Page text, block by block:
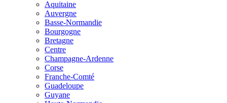
Aquitaine
Auvergne
Basse-Normandie
Bourgogne
Bretagne
Centre
Champagne-Ardenne
Corse
Franche-Comté
Guadeloupe
Guyane